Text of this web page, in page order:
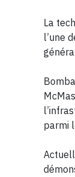
La
l’une
parmi